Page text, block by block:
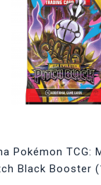
Pokémon TCG:
Black Booster